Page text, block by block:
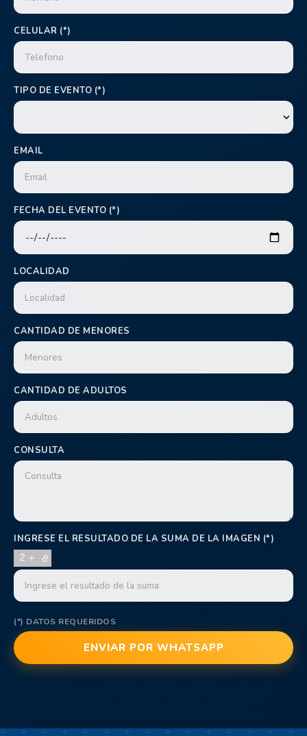
CELULAR (*)
TIPO DE EVENTO (*)
EMAIL
FECHA DEL EVENTO (*)
LOCALIDAD
CANTIDAD DE MENORES
CANTIDAD DE ADULTOS
CONSULTA
INGRESE EL RESULTADO DE LA SUMA DE LA IMAGEN (*)
(*) DATOS REQUERIDOS